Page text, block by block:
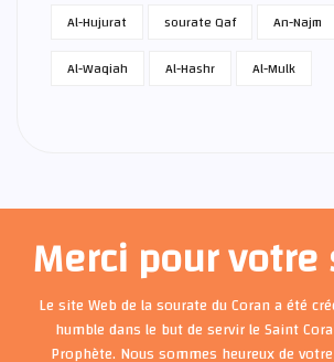
Al-Hujurat
sourate Qaf An-Najm
Al-Waqiah
Al-Hashr Al-Mulk
Merci pour
Le site Web de la sourate du Coran a été
humble dans le but de servir le Saint
Prophète. Nous sommes heureux de